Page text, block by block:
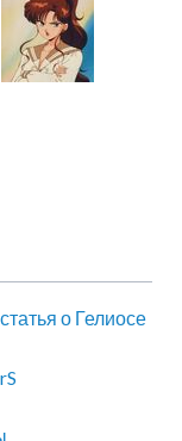
о Гелиосе